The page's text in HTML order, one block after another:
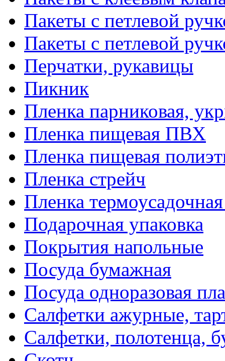
Пакеты с петлевой
Пакеты с петлевой
Перчатки, рукавицы
Пикник
Пленка парниковая,
Пленка пищевая ПВХ
Пленка пищевая
Пленка стрейч
Пленка
Подарочная упаковка
Покрытия напольные
Посуда бумажная
Посуда одноразовая
Салфетки ажурные,
Салфетки, полотенца,